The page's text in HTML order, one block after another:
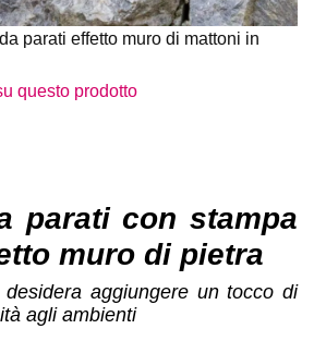
parati effetto muro di mattoni in
questo prodotto
parati con stampa
muro di pietra
aggiungere un tocco di rusticità e